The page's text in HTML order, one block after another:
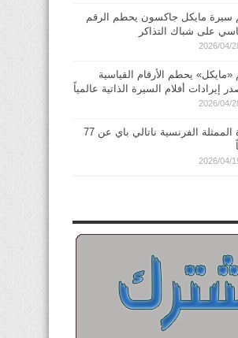
سيرة مايكل جاكسون يحطم الرقم
على شباك التذاكر
2026/04/
«مايكل» يحطم الأرقام القياسية
إيرادات أفلام السيرة الذاتية عالمياً
2026/04/
وفاة الممثلة الفرنسية ناتالي باي عن 77
2026/04/